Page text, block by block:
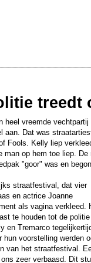
oma in de prak»
treedt
heel vreemde vechtpartij
aan. Dat was
Fools. Kelly liep
man op hem toe liep. De
"goor" was en
straatfestival, dat vier
en actrice Joanne
als vagina verkleed.
te houden tot de politie
en Tremarco
voorstelling werden
van het straatfestival.
zeer verbaasd. Dit